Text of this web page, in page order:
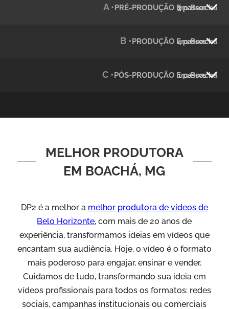
Julândia
Green Process
Vídeos de Produtos e Serviços
A •PRÉ-PRODUÇÃO Em Boachá
3 passos
B •PRODUÇÃO Em Boachá
4 passos
C •PÓS-PRODUÇÃO Em Boachá
1 passos
MELHOR PRODUTORA
EM BOACHÁ, MG
DP2 é a melhor a melhor produtora de vídeos de
Belo Horizonte, com mais de 20 anos de
experiência, transformamos ideias em vídeos que
encantam sua audiência. Hoje, o vídeo é o formato
mais poderoso para engajar, ensinar e vender.
Cuidamos de tudo, transformando sua ideia em
vídeos profissionais para todos os formatos: redes
sociais, campanhas institucionais ou comerciais